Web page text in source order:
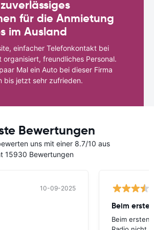
für die Anmietung
im Ausland
einfacher Telefonkontakt bei
organisiert, freundliches Personal.
Mal ein Auto bei dieser Firma
bis jetzt sehr zufrieden.
Bewertungen
uns mit einer 8.7/10 aus
15930 Bewertungen
10-09-2025
Beim
Beim ersten